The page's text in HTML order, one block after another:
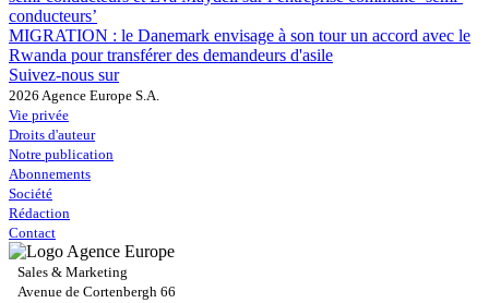
conducteurs’
MIGRATION : le Danemark envisage à son tour un accord avec le
Rwanda pour transférer des demandeurs d'asile
Suivez-nous sur
2026 Agence Europe S.A.
Vie privée
Droits d'auteur
Notre publication
Abonnements
Société
Rédaction
Contact
Sales & Marketing
Avenue de Cortenbergh 66